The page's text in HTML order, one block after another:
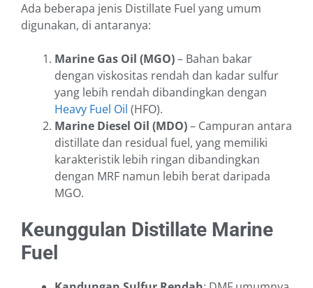
Ada beberapa jenis Distillate Fuel yang umum
digunakan, di antaranya:
Marine Gas Oil (MGO)– Bahan bakar
dengan viskositas rendah dan kadar sulfur
yang lebih rendah dibandingkan dengan
Heavy Fuel Oil (HFO).
Marine Diesel Oil (MDO)– Campuran antara
distillate dan residual fuel, yang memiliki
karakteristik lebih ringan dibandingkan
dengan MRF namun lebih berat daripada
MGO.
Keunggulan Distillate Marine
Fuel